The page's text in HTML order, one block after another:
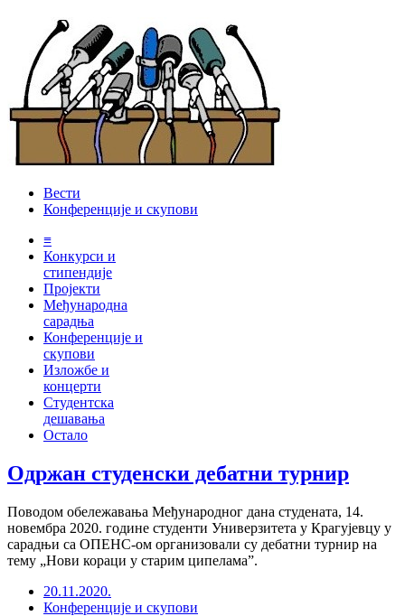
Вести
Конференције и скупови
≡
Конкурси и
стипендије
Пројекти
Међународна
сарадња
Конференције и
скупови
Изложбе и
концерти
Студентска
дешавања
Остало
Одржан студенски дебатни турнир
Поводом обележавања Међународног дана студената, 14.
новембра 2020. године студенти Универзитета у Крагујевцу у
сарадњи са ОПЕНС-ом организовали су дебатни турнир на
тему „Нови кораци у старим ципелама”.
20.11.2020.
Конференције и скупови